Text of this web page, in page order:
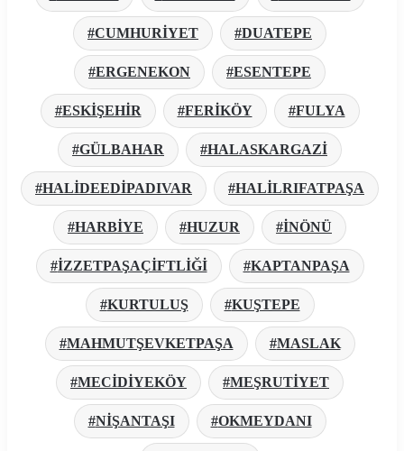
CUMHURİYET DUATEPE
ERGENEKON ESENTEPE
ESKİŞEHİR FERİKÖY FULYA
GÜLBAHAR HALASKARGAZİ
HALİDEEDİPADIVAR HALİLRIFATPAŞA
HARBİYE HUZUR İNÖNÜ
İZZETPAŞAÇİFTLİĞİ KAPTANPAŞA
KURTULUŞ KUŞTEPE
MAHMUTŞEVKETPAŞA MASLAK
MECİDİYEKÖY MEŞRUTİYET
NİŞANTAŞI OKMEYDANI